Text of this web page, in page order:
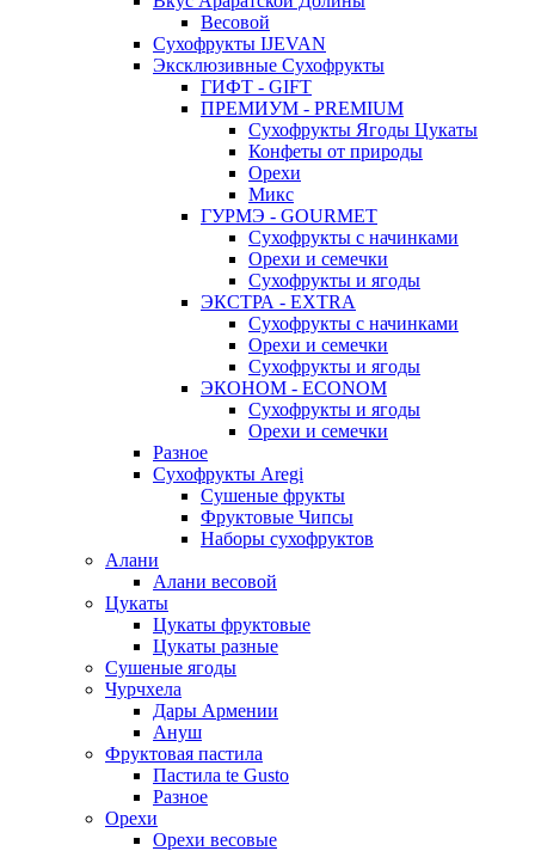
Весовой
Сухофрукты IJEVAN
Эксклюзивные Сухофрукты
ГИФТ - GIFT
ПРЕМИУМ - PREMIUM
Сухофрукты Ягоды Цукаты
Конфеты от природы
Орехи
Микс
ГУРМЭ - GOURMET
Сухофрукты с начинками
Орехи и семечки
Сухофрукты и ягоды
ЭКСТРА - EXTRA
Сухофрукты с начинками
Орехи и семечки
Сухофрукты и ягоды
ЭКОНОМ - ECONOM
Сухофрукты и ягоды
Орехи и семечки
Разное
Сухофрукты Aregi
Сушеные фрукты
Фруктовые Чипсы
Наборы сухофруктов
Алани
Алани весовой
Цукаты
Цукаты фруктовые
Цукаты разные
Сушеные ягоды
Чурчхела
Дары Армении
Ануш
Фруктовая пастила
Пастила te Gusto
Разное
Орехи
Орехи весовые